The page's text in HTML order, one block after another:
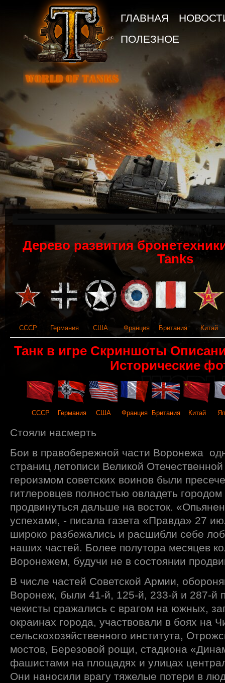
ГЛАВНАЯ
ПОЛЕЗНОЕ
Дерево развития
Tanks
СССР Германия США Франция Британия Китай
Танк в игре Скриншоты
Исторические
СССР Германия США Франция Британия Китай
Стояли насмерть
Бои в правобережной части Воронежа
страниц летописи Великой
героизмом советских воинов были
гитлеровцев полностью овладеть городом
продвинуться дальше на восток.
успехами, - писала газета «Правда» 27
широко разбежались и расшибли себе лоб
наших частей. Более полутора месяцев
Воронежем, будучи не в состоянии
В числе частей Советской Армии,
Воронеж, были 41-й, 125-й, 233-й и 287-й
чекисты сражались с врагом на южных,
окраинах города, участвовали в боях на
сельскохозяйственного института,
мостов, Березовой рощи, стадиона
фашистами на площадях и улицах
Они наносили врагу тяжелые потери в